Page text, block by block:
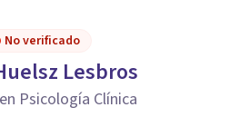
No verificado
Lesbros
Psicología Clínica